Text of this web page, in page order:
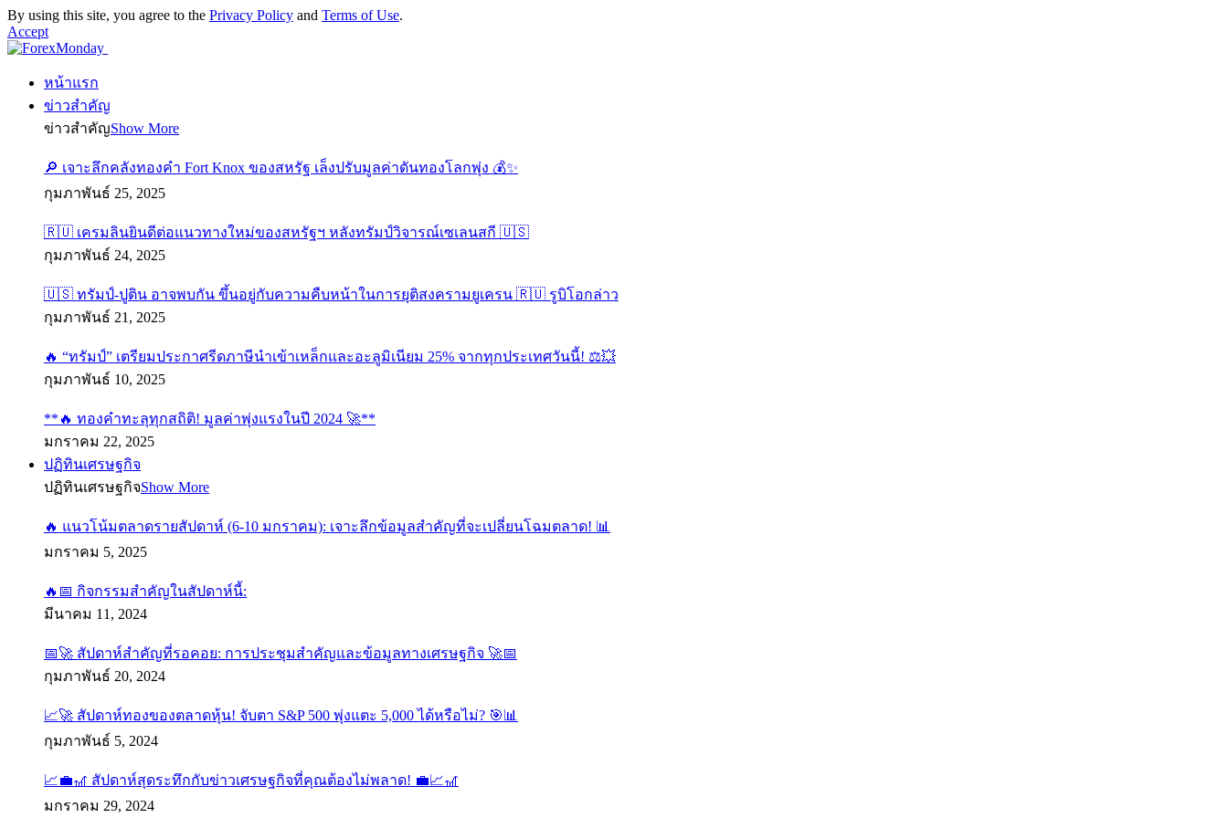
By using this site, you agree to the Privacy Policy and Terms of Use.
Accept
หน้าแรก
ข่าวสำคัญ
ข่าวสำคัญShow More
🔎 เจาะลึกคลังทองคำ Fort Knox ของสหรัฐ เล็งปรับมูลค่าดันทองโลกพุ่ง 💰✨
กุมภาพันธ์ 25, 2025
🇷🇺 เครมลินยินดีต่อแนวทางใหม่ของสหรัฐฯ หลังทรัมป์วิจารณ์เซเลนสกี 🇺🇸
กุมภาพันธ์ 24, 2025
🇺🇸 ทรัมป์-ปูติน อาจพบกัน ขึ้นอยู่กับความคืบหน้าในการยุติสงครามยูเครน 🇷🇺 รูบิโอกล่าว
กุมภาพันธ์ 21, 2025
🔥 “ทรัมป์” เตรียมประกาศรีดภาษีนำเข้าเหล็กและอะลูมิเนียม 25% จากทุกประเทศวันนี้! ⚖️💥
กุมภาพันธ์ 10, 2025
**🔥 ทองคำทะลุทุกสถิติ! มูลค่าพุ่งแรงในปี 2024 🚀**
มกราคม 22, 2025
ปฏิทินเศรษฐกิจ
ปฏิทินเศรษฐกิจShow More
🔥 แนวโน้มตลาดรายสัปดาห์ (6-10 มกราคม): เจาะลึกข้อมูลสำคัญที่จะเปลี่ยนโฉมตลาด! 📊
มกราคม 5, 2025
🔥📅 กิจกรรมสำคัญในสัปดาห์นี้:
มีนาคม 11, 2024
📅🚀 สัปดาห์สำคัญที่รอคอย: การประชุมสำคัญและข้อมูลทางเศรษฐกิจ 🚀📅
กุมภาพันธ์ 20, 2024
📈🚀 สัปดาห์ทองของตลาดหุ้น! จับตา S&P 500 พุ่งแตะ 5,000 ได้หรือไม่? 🎯📊
กุมภาพันธ์ 5, 2024
📈💼🎢 สัปดาห์สุดระทึกกับข่าวเศรษฐกิจที่คุณต้องไม่พลาด! 💼📈🎢
มกราคม 29, 2024